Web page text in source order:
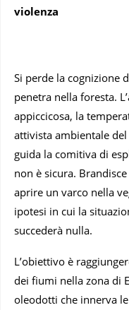
violenza
Si perde la cognizione
penetra nella foresta.
appiccicosa, la
attivista ambientale
guida la comitiva di
non è sicura.
aprire un varco nella
ipotesi in cui la
succederà nulla.
L’obiettivo è
dei fiumi nella zona di
oleodotti che innerva